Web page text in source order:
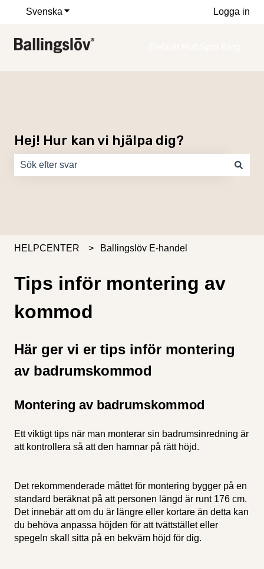
Svenska Visa undermenyer för översättningar Logga in
Hej! Hur kan vi hjälpa dig?
HELPCENTER Ballingslöv E-handel
Tips inför montering av
kommod
Här ger vi er tips inför montering
av badrumskommod
Montering av badrumskommod
Ett viktigt tips när man monterar sin badrumsinredning är
att kontrollera så att den hamnar på rätt höjd.
Det rekommenderade måttet för montering bygger på en
standard beräknat på att personen längd är runt 176 cm.
Det innebär att om du är längre eller kortare än detta kan
du behöva anpassa höjden för att tvättstället eller
spegeln skall sitta på en bekväm höjd för dig.